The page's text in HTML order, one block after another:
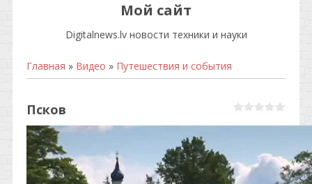
Мой сайт
Digitalnews.lv новости техники и науки
Главная » Видео » Путешествия и события
Псков